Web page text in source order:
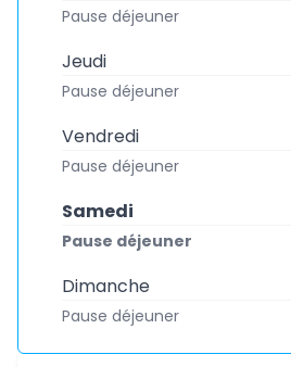
Pause déjeuner
Jeudi
Pause déjeuner
Vendredi
Pause déjeuner
Samedi
Pause déjeuner
Dimanche
Pause déjeuner